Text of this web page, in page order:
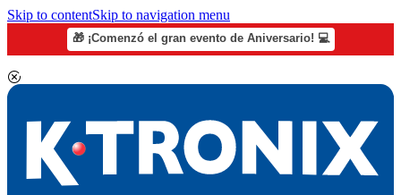
Skip to contentSkip to navigation menu
🎁 ¡Comenzó el gran evento de Aniversario! 💻